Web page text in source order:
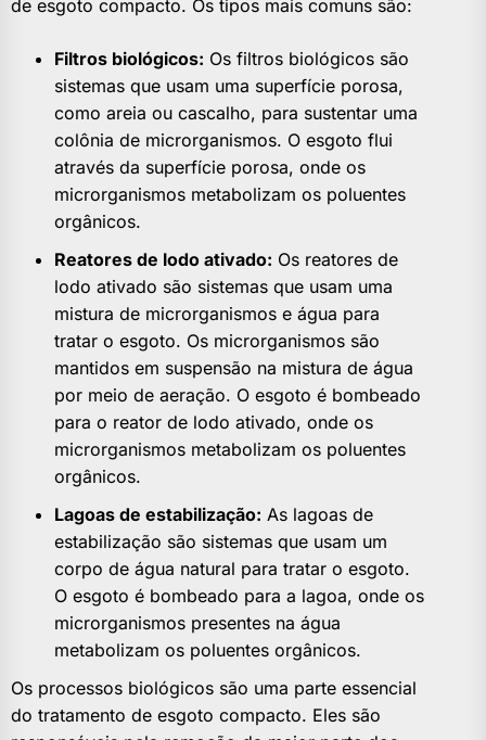
de esgoto compacto. Os tipos mais comuns são:
Filtros biológicos: Os filtros biológicos são
sistemas que usam uma superfície porosa,
como areia ou cascalho, para sustentar uma
colônia de microrganismos. O esgoto flui
através da superfície porosa, onde os
microrganismos metabolizam os poluentes
orgânicos.
Reatores de lodo ativado: Os reatores de
lodo ativado são sistemas que usam uma
mistura de microrganismos e água para
tratar o esgoto. Os microrganismos são
mantidos em suspensão na mistura de água
por meio de aeração. O esgoto é bombeado
para o reator de lodo ativado, onde os
microrganismos metabolizam os poluentes
orgânicos.
Lagoas de estabilização: As lagoas de
estabilização são sistemas que usam um
corpo de água natural para tratar o esgoto.
O esgoto é bombeado para a lagoa, onde os
microrganismos presentes na água
metabolizam os poluentes orgânicos.
Os processos biológicos são uma parte essencial
do tratamento de esgoto compacto. Eles são